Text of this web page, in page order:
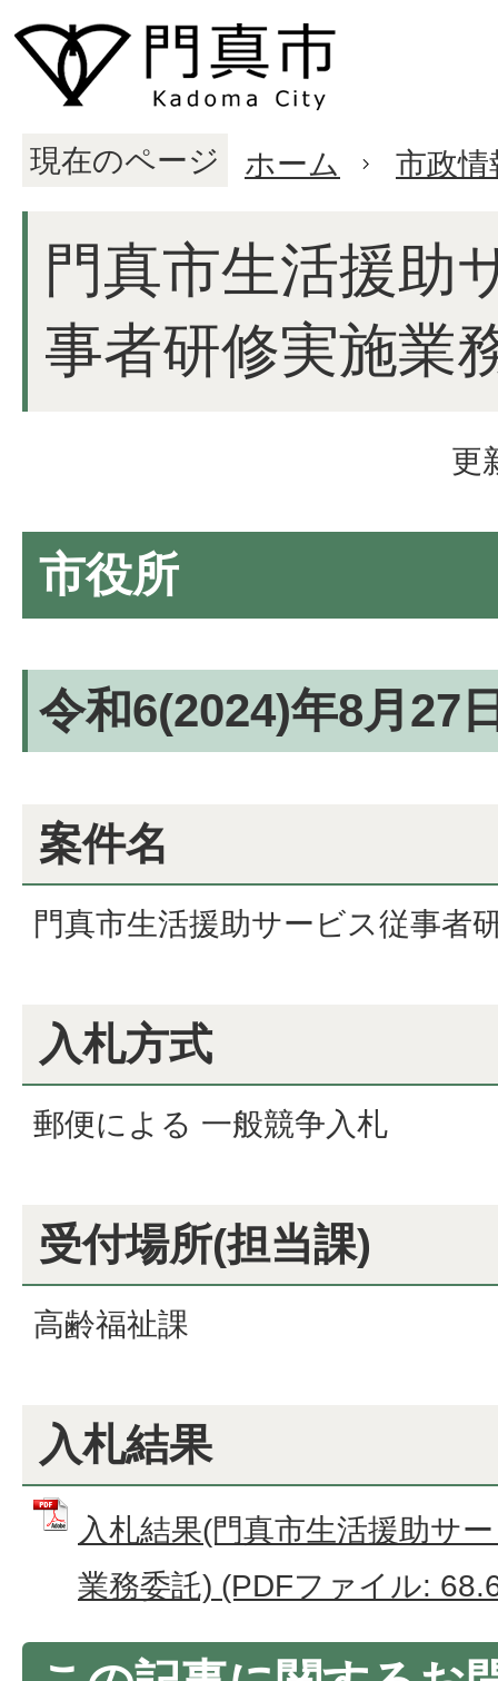
現在のページ ホーム 市政情
門真市生活援助
事者研修実施業
更
市役所
令和6(2024)年8月27
案件名
門真市生活援助サービス従事者
入札方式
郵便による 一般競争入札
受付場所(担当課)
高齢福祉課
入札結果
入札結果(門真市生活援助サ
業務委託) (PDFファイル: